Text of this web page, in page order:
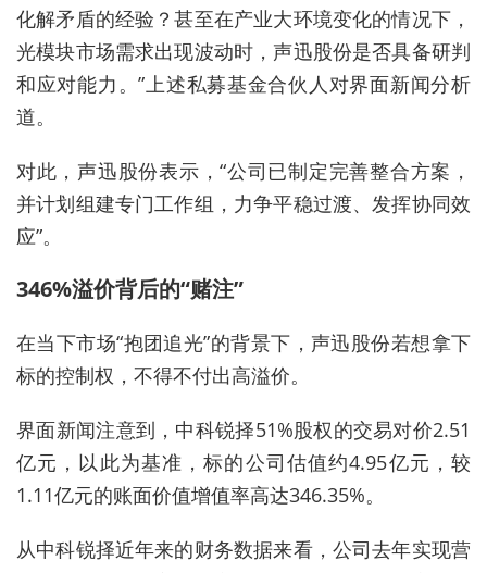
化解矛盾的经验？甚至在产业大环境变化的情况下，
光模块市场需求出现波动时，声迅股份是否具备研判
和应对能力。”上述私募基金合伙人对界面新闻分析
道。
对此，声迅股份表示，“公司已制定完善整合方案，
并计划组建专门工作组，力争平稳过渡、发挥协同效
应”。
346%溢价背后的“赌注”
在当下市场“抱团追光”的背景下，声迅股份若想拿下
标的控制权，不得不付出高溢价。
界面新闻注意到，中科锐择51%股权的交易对价2.51
亿元，以此为基准，标的公司估值约4.95亿元，较
1.11亿元的账面价值增值率高达346.35%。
从中科锐择近年来的财务数据来看，公司去年实现营